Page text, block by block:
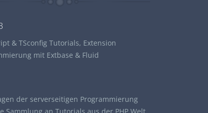
& TSconfig Tutorials, Extension
mit Extbase & Fluid
der serverseitigen Programmierung